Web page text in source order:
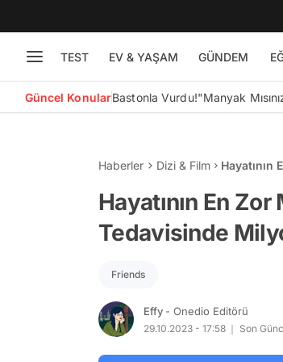
TEST EV & YAŞAM GÜNDEM
Güncel KonularBastonla Vurdu!"Manyak
Haberler Dizi & Film
Hayatının
Hayatının En
Tedavisinde
Friends
Effy - Onedio Editörü
29.10.2023 - 17:58 Son